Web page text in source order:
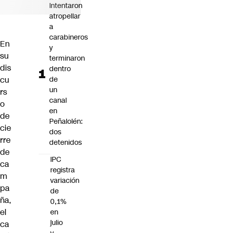
En
su
dis
cu
rs
o
de
cie
rre
de
ca
m
pa
ña,
el
ca
Intentaron
atropellar
a
carabineros
y
terminaron
dentro
de
un
canal
en
Peñalolén:
dos
detenidos
IPC
registra
variación
de
0,1%
en
julio